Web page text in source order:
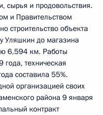
сырья и продовольствия.
и Правительством
строительство объекта
Уляшкин до магазина
6,594 км. Работы
техническая
составила 55%.
организацией своих
района 9 января
контракт